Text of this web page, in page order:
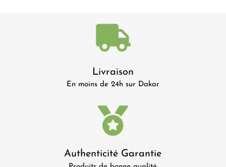
Livraison
En moins de 24h sur Dakar
Authenticité Garantie